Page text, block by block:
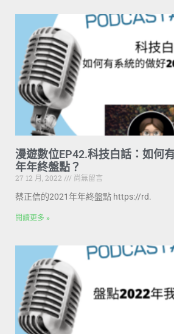
漫遊數位EP42.科技白話：如何
年年終盤點？
27 12 月, 2022
尚無留言
蔡正信的2021年年終盤點 https://rd.
閱讀更多 »